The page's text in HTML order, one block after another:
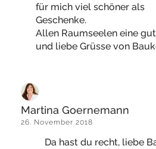
für mich viel schöner als
Geschenke.
Allen Raumseelen eine
und liebe Grüsse von
Martina Goernemann
26. November 2018
Da hast du recht, liebe